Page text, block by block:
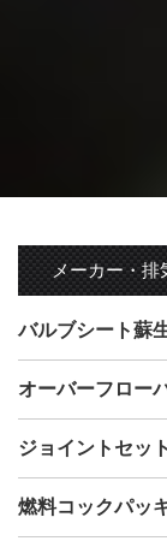
メーカー・排
バルブシート蘇
オーバーフロー
ジョイントセット
燃料コックパッ